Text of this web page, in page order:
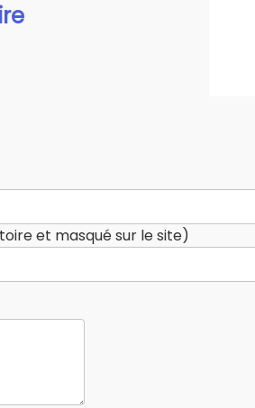
et masqué sur le site)